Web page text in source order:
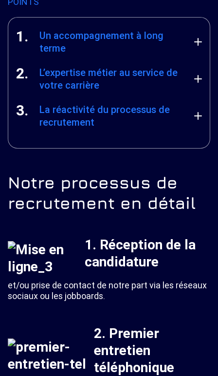
1.
Un accompagnement à long
terme
2.
L’expertise métier au service de
votre carrière
3.
La réactivité du processus de
recrutement
Notre processus de
recrutement en détail
1. Réception de la
candidature
et/ou prise de contact de notre part via les réseaux
sociaux ou les jobboards.
2. Premier
entretien
téléphonique